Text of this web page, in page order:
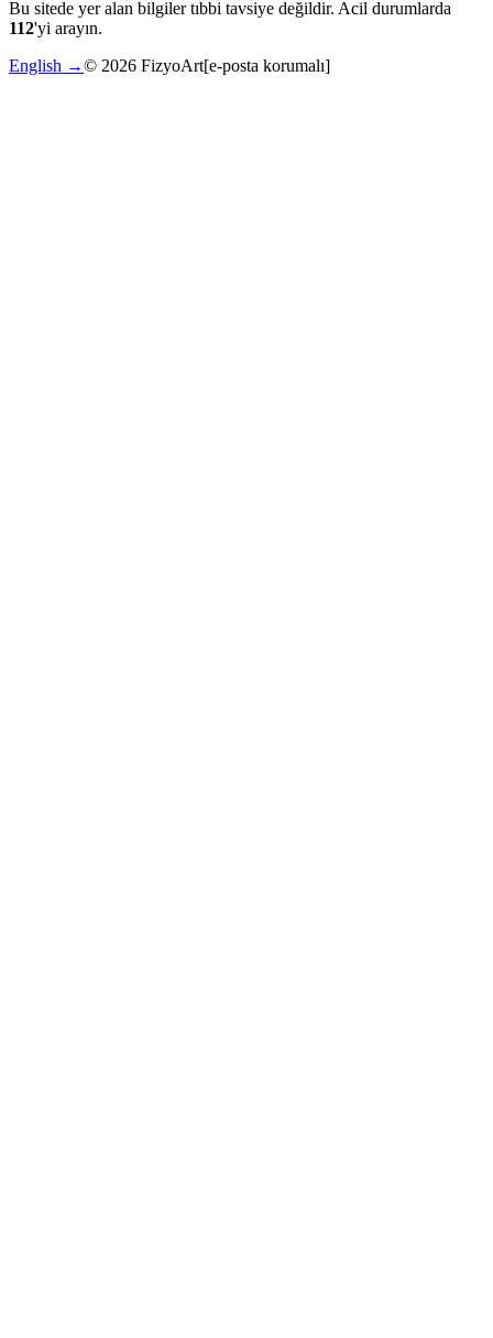
Bu sitede yer alan bilgiler tıbbi tavsiye değildir. Acil durumlarda
112'yi arayın.
English →© 2026 FizyoArt[e-posta korumalı]